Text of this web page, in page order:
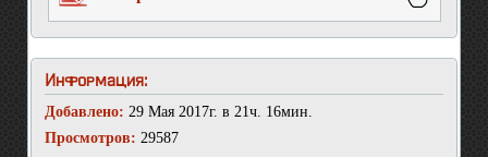
Информация:
Добавлено: 29 Мая 2017г. в 21ч. 16мин.
Просмотров: 29587